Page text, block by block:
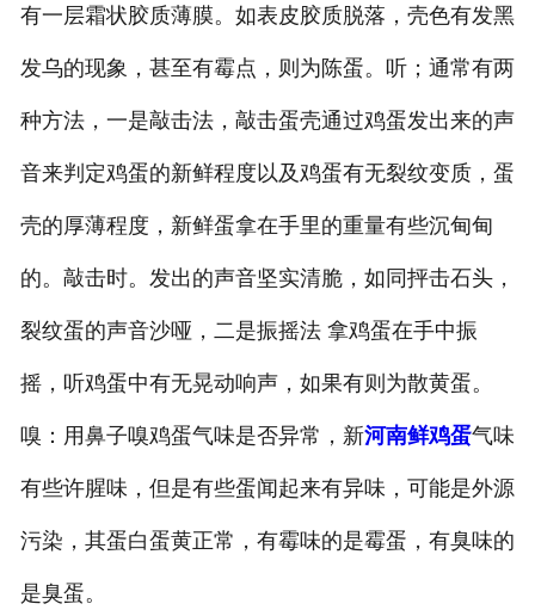
有一层霜状胶质薄膜。如表皮胶质脱落，壳色有发黑
发乌的现象，甚至有霉点，则为陈蛋。听；通常有两
种方法，一是敲击法，敲击蛋壳通过鸡蛋发出来的声
音来判定鸡蛋的新鲜程度以及鸡蛋有无裂纹变质，蛋
壳的厚薄程度，新鲜蛋拿在手里的重量有些沉甸甸
的。敲击时。发出的声音坚实清脆，如同抨击石头，
裂纹蛋的声音沙哑，二是振摇法 拿鸡蛋在手中振
摇，听鸡蛋中有无晃动响声，如果有则为散黄蛋。
嗅：用鼻子嗅鸡蛋气味是否异常，新河南鲜鸡蛋气味
有些许腥味，但是有些蛋闻起来有异味，可能是外源
污染，其蛋白蛋黄正常，有霉味的是霉蛋，有臭味的
是臭蛋。